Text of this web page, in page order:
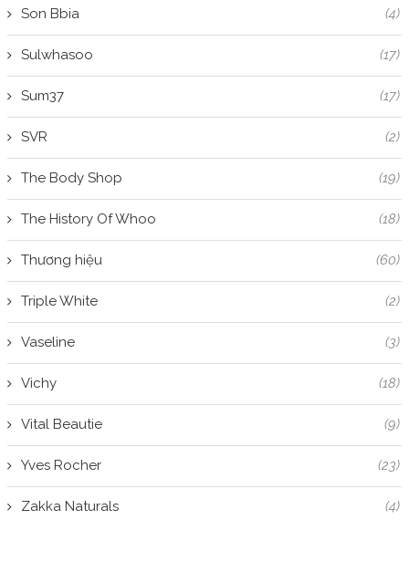
Son Bbia (4)
Sulwhasoo (17)
Sum37 (17)
SVR (2)
The Body Shop (19)
The History Of Whoo (18)
Thương hiệu (60)
Triple White (2)
Vaseline (3)
Vichy (18)
Vital Beautie (9)
Yves Rocher (23)
Zakka Naturals (4)